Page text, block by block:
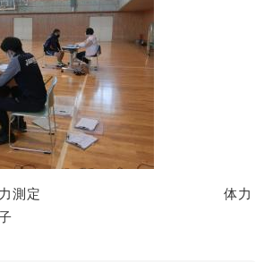
クで体力測定 体力